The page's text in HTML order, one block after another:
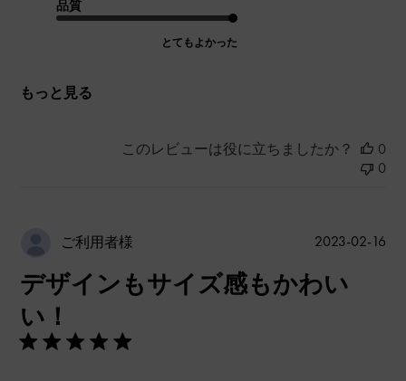
品質
とてもよかった
もっと見る
このレビューは役に立ちましたか？
0
0
ご利用者様
デザインもサイズ感もかわい
い！
公
2023-02-16